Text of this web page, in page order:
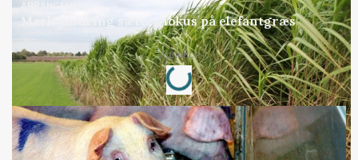
ARRANGEMENT
Markvandring sætter fokus på elefantgræs
Annonce
Loading...